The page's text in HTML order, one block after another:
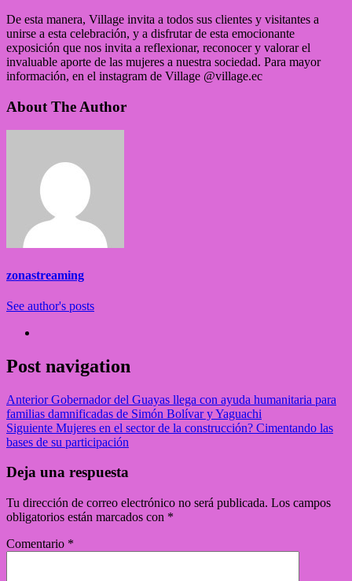
De esta manera, Village invita a todos sus clientes y visitantes a
unirse a esta celebración, y a disfrutar de esta emocionante
exposición que nos invita a reflexionar, reconocer y valorar el
invaluable aporte de las mujeres a nuestra sociedad. Para mayor
información, en el instagram de Village @village.ec
About The Author
zonastreaming
See author's posts
Post navigation
AnteriorGobernador del Guayas llega con ayuda humanitaria para
familias damnificadas de Simón Bolívar y Yaguachi
Siguiente Mujeres en el sector de la construcción? Cimentando las
bases de su participación
Deja una respuesta
Tu dirección de correo electrónico no será publicada. Los campos
obligatorios están marcados con *
Comentario *